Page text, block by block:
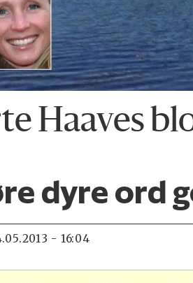
Haaves
dyre ord
- 16:04